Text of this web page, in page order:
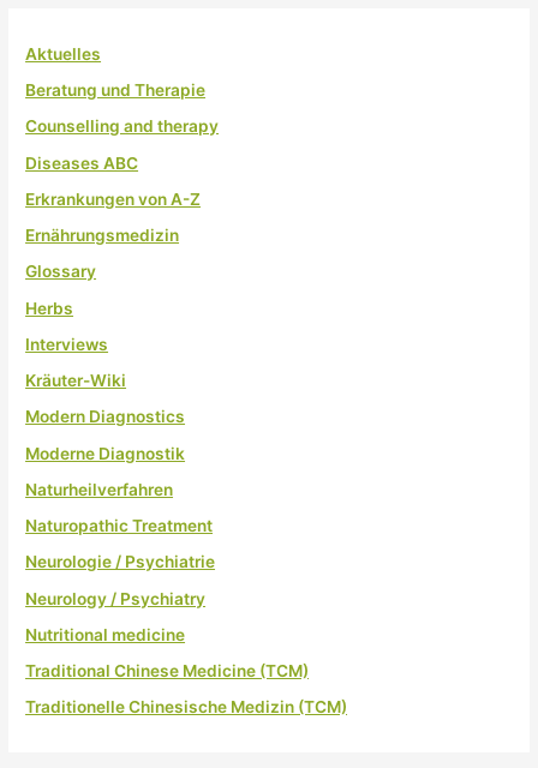
Aktuelles
Beratung und Therapie
Counselling and therapy
Diseases ABC
Erkrankungen von A-Z
Ernährungsmedizin
Glossary
Herbs
Interviews
Kräuter-Wiki
Modern Diagnostics
Moderne Diagnostik
Naturheilverfahren
Naturopathic Treatment
Neurologie / Psychiatrie
Neurology / Psychiatry
Nutritional medicine
Traditional Chinese Medicine (TCM)
Traditionelle Chinesische Medizin (TCM)